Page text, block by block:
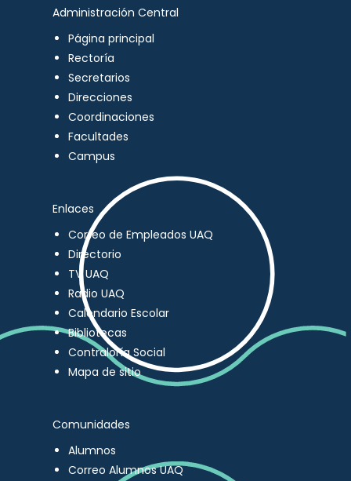
Administración Central
Página principal
Rectoría
Secretarios
Direcciones
Coordinaciones
Facultades
Campus
Enlaces
Correo de Empleados UAQ
Directorio
TV UAQ
Radio UAQ
Calendario Escolar
Bibliotecas
Contraloría Social
Mapa de sitio
Comunidades
Alumnos
Correo Alumnos UAQ